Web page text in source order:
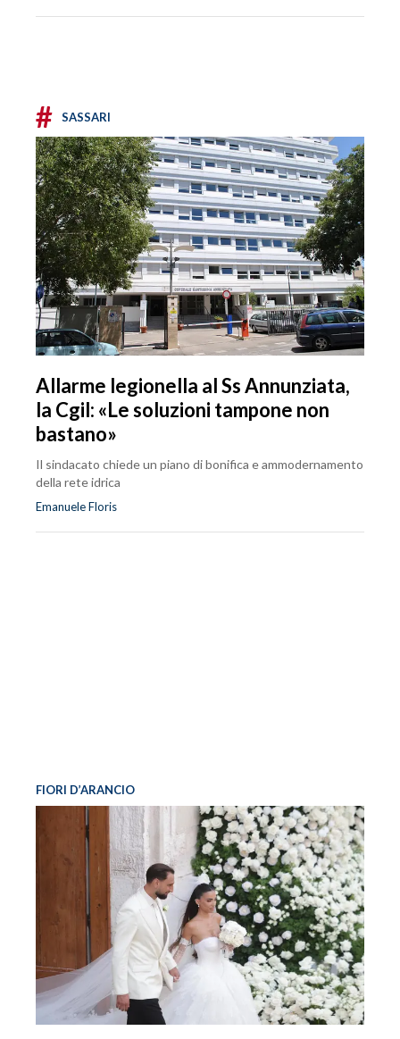
# SASSARI
Allarme legionella al Ss Annunziata,
la Cgil: «Le soluzioni tampone non
bastano»
Il sindacato chiede un piano di bonifica e ammodernamento
della rete idrica
Emanuele Floris
FIORI D’ARANCIO